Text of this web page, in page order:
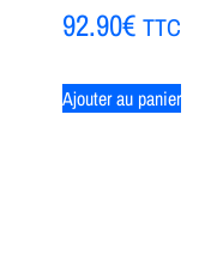
92.90€ TTC
Ajouter au panier